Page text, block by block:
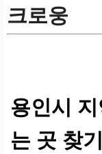
크로웅
용인시
는 곳 찾기